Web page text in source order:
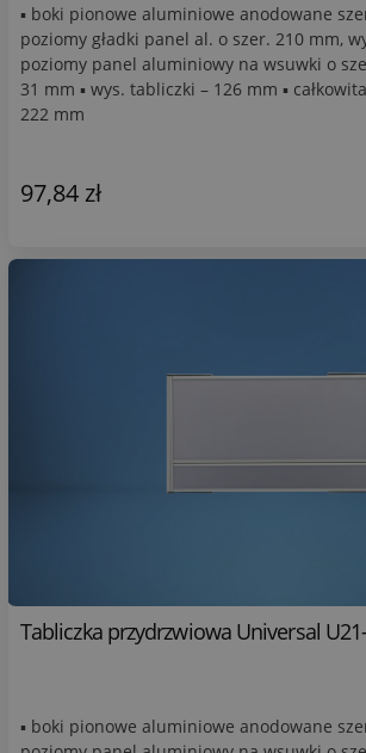
▪ boki pionowe aluminiowe anodowane
poziomy gładki panel al. o szer. 210 mm,
poziomy panel aluminiowy na wsuwki o
31 mm ▪ wys. tabliczki – 126 mm ▪
222 mm
97,84 zł
Tabliczka przydrzwiowa Universal
▪ boki pionowe aluminiowe anodowane